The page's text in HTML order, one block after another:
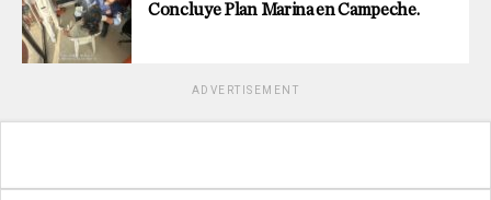
Concluye Plan Marina en Campeche.
ADVERTISEMENT